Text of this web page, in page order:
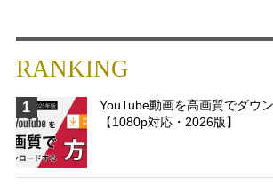
RANKING
1
YouTube動画を高画質でダウ
【1080p対応・2026版】